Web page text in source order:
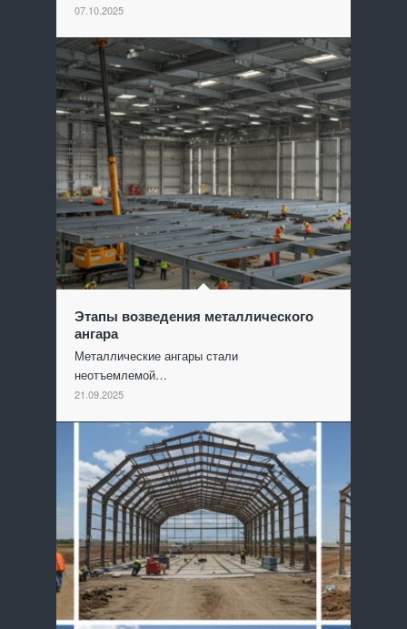
07.10.2025
Этапы возведения металлического
ангара
Металлические ангары стали
неотъемлемой…
21.09.2025